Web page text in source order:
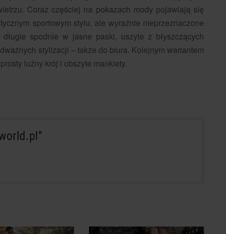
Coraz częściej na pokazach mody pojawiają się
sportowym stylu, ale wyraźnie nieprzeznaczone
spodnie w jasne paski, uszyte z błyszczących
stylizacji – także do biura. Kolejnym wariantem
luźny krój i obszyte mankiety.